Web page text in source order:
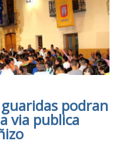
podran
via publica